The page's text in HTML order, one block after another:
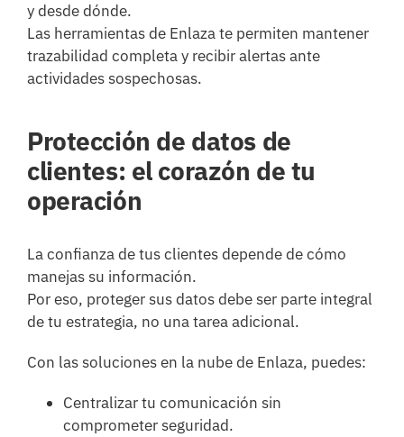
y desde dónde.
Las herramientas de Enlaza te permiten mantener
trazabilidad completa y recibir alertas ante
actividades sospechosas.
Protección de datos de
clientes: el corazón de tu
operación
La confianza de tus clientes depende de cómo
manejas su información.
Por eso, proteger sus datos debe ser parte integral
de tu estrategia, no una tarea adicional.
Con las soluciones en la nube de Enlaza, puedes:
Centralizar tu comunicación sin
comprometer seguridad.